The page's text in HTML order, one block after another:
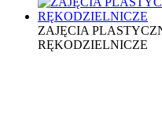
ZAJĘCIA
RĘKODZIELNICZE